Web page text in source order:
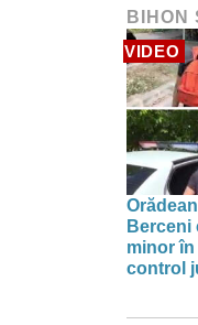
BIHON
VIDEO
Berceni
minor
control